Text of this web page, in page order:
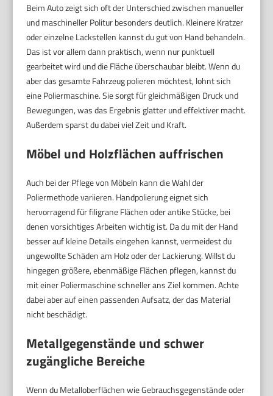
Beim Auto zeigt sich oft der Unterschied zwischen manueller
und maschineller Politur besonders deutlich. Kleinere Kratzer
oder einzelne Lackstellen kannst du gut von Hand behandeln.
Das ist vor allem dann praktisch, wenn nur punktuell
gearbeitet wird und die Fläche überschaubar bleibt. Wenn du
aber das gesamte Fahrzeug polieren möchtest, lohnt sich
eine Poliermaschine. Sie sorgt für gleichmäßigen Druck und
Bewegungen, was das Ergebnis glatter und effektiver macht.
Außerdem sparst du dabei viel Zeit und Kraft.
Möbel und Holzflächen auffrischen
Auch bei der Pflege von Möbeln kann die Wahl der
Poliermethode variieren. Handpolierung eignet sich
hervorragend für filigrane Flächen oder antike Stücke, bei
denen vorsichtiges Arbeiten wichtig ist. Da du mit der Hand
besser auf kleine Details eingehen kannst, vermeidest du
ungewollte Schäden am Holz oder der Lackierung. Willst du
hingegen größere, ebenmäßige Flächen pflegen, kannst du
mit einer Poliermaschine schneller ans Ziel kommen. Achte
dabei aber auf einen passenden Aufsatz, der das Material
nicht beschädigt.
Metallgegenstände und schwer
zugängliche Bereiche
Wenn du Metalloberflächen wie Gebrauchsgegenstände oder